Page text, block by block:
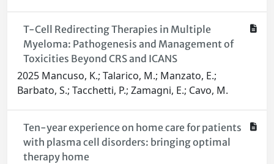
T-Cell Redirecting Therapies in Multiple
Myeloma: Pathogenesis and Management of
Toxicities Beyond CRS and ICANS
2025 Mancuso, K.; Talarico, M.; Manzato, E.;
Barbato, S.; Tacchetti, P.; Zamagni, E.; Cavo, M.
Ten-year experience on home care for patients
with plasma cell disorders: bringing optimal
therapy home